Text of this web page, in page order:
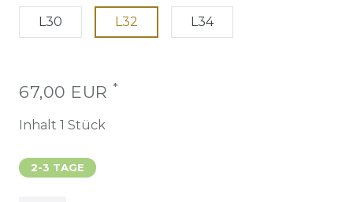
L30 L32 L34
67,00 EUR *
Inhalt 1 Stück
2-3 TAGE